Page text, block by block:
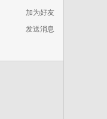
加为好友
发送消息